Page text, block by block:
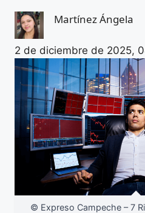
Martínez Ángela
2 de diciembre de 2025,
© Expreso Campeche – 7